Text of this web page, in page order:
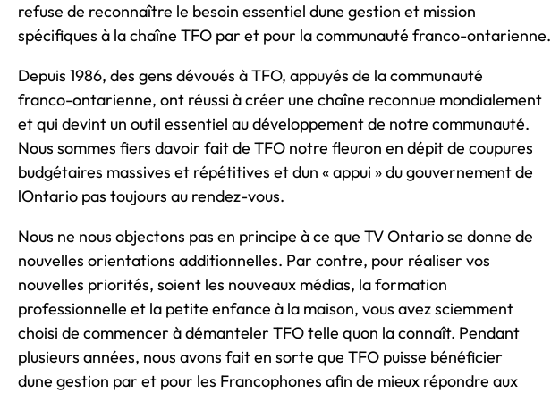
refuse de reconnaître le besoin essentiel dune gestion et mission
spécifiques à la chaîne TFO par et pour la communauté franco-ontarienne.
Depuis 1986, des gens dévoués à TFO, appuyés de la communauté
franco-ontarienne, ont réussi à créer une chaîne reconnue mondialement
et qui devint un outil essentiel au développement de notre communauté.
Nous sommes fiers davoir fait de TFO notre fleuron en dépit de coupures
budgétaires massives et répétitives et dun « appui » du gouvernement de
lOntario pas toujours au rendez-vous.
Nous ne nous objectons pas en principe à ce que TV Ontario se donne de
nouvelles orientations additionnelles. Par contre, pour réaliser vos
nouvelles priorités, soient les nouveaux médias, la formation
professionnelle et la petite enfance à la maison, vous avez sciemment
choisi de commencer à démanteler TFO telle quon la connaît. Pendant
plusieurs années, nous avons fait en sorte que TFO puisse bénéficier
dune gestion par et pour les Francophones afin de mieux répondre aux